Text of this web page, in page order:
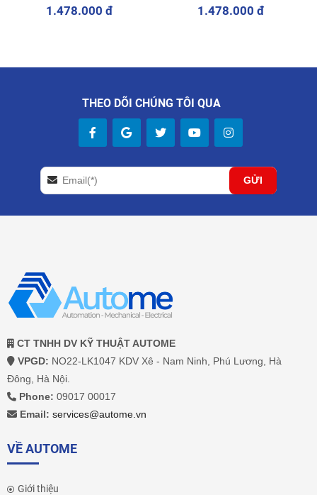
1.478.000 đ
5VA)
1.478.000 đ
THEO DÕI CHÚNG TÔI QUA
CT TNHH DV KỸ THUẬT AUTOME
VPGD: NO22-LK1047 KDV Xê - Nam Ninh, Phú Lương, Hà
Đông, Hà Nội.
Phone: 09017 00017
Email: services@autome.vn
VỀ AUTOME
Giới thiệu